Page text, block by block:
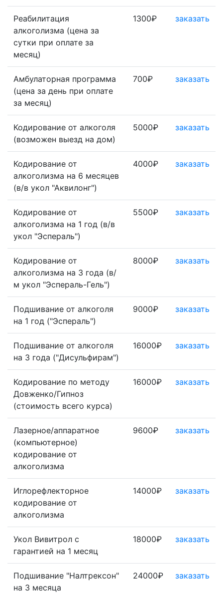
Реабилитация
алкоголизма (цена за
сутки при оплате за
месяц)
1300₽ заказать
Амбулаторная программа
(цена за день при оплате
за месяц)
700₽ заказать
Кодирование от алкоголя
(возможен выезд на дом)
5000₽ заказать
Кодирование от
алкоголизма на 6 месяцев
(в/в укол "Аквилонг")
4000₽ заказать
Кодирование от
алкоголизма на 1 год (в/в
укол "Эспераль")
5500₽ заказать
Кодирование от
алкоголизма на 3 года (в/
м укол "Эспераль-Гель")
8000₽ заказать
Подшивание от алкоголя
на 1 год ("Эспераль")
9000₽ заказать
Подшивание от алкоголя
на 3 года ("Дисульфирам")
16000₽ заказать
Кодирование по методу
Довженко/Гипноз
(стоимость всего курса)
16000₽ заказать
Лазерное/аппаратное
(компьютерное)
кодирование от
алкоголизма
9600₽ заказать
Иглорефлекторное
кодирование от
алкоголизма
14000₽ заказать
Укол Вивитрол с
гарантией на 1 месяц
18000₽ заказать
Подшивание "Налтрексон"
на 3 месяца
24000₽ заказать